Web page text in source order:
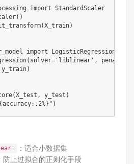
import StandardScaler
import LogisticRegression
y_test)
：适合小数据集
防止过拟合的正则化手段